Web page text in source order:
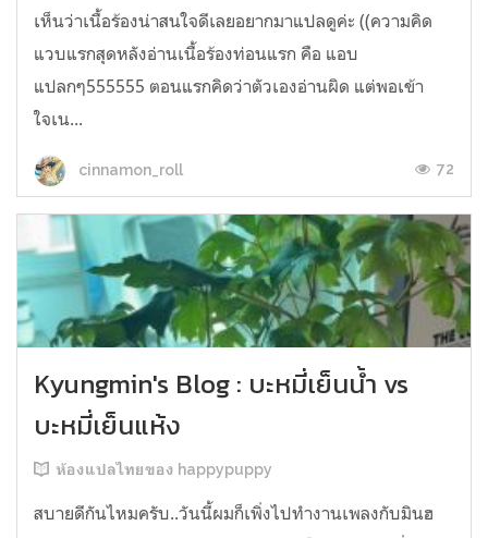
เห็นว่าเนื้อร้องน่าสนใจดีเลยอยากมาแปลดูค่ะ ((ความคิด
แวบแรกสุดหลังอ่านเนื้อร้องท่อนแรก คือ แอบ
แปลกๆ555555 ตอนแรกคิดว่าตัวเองอ่านผิด แต่พอเข้า
ใจเน...
cinnamon_roll 72
Kyungmin's Blog : บะหมี่เย็นน้ำ vs
บะหมี่เย็นแห้ง
ห้องแปลไทยของ happypuppy
สบายดีกันไหมครับ..วันนี้ผมก็เพิ่งไปทำงานเพลงกับมินฮ